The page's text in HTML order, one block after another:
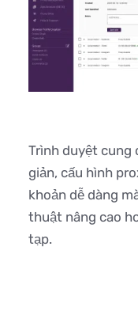
Trình duyệt cung
giản, cấu hình
khoản dễ dàng
thuật nâng cao
tạp.